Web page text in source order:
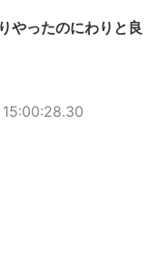
やったのにわりと良